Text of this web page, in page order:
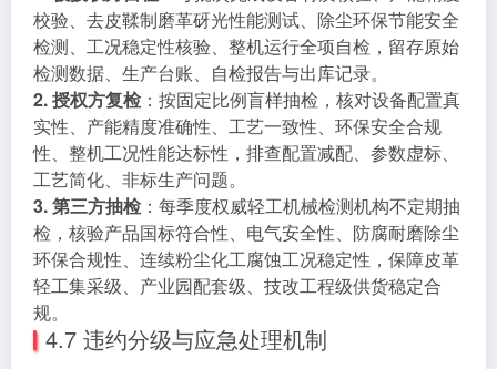
校验、去皮鞣制磨革砑光性能测试、除尘环保节能安全
检测、工况稳定性核验、整机运行全项自检，留存原始
检测数据、生产台账、自检报告与出库记录。
2. 授权方复检：按固定比例盲样抽检，核对设备配置真
实性、产能精度准确性、工艺一致性、环保安全合规
性、整机工况性能达标性，排查配置减配、参数虚标、
工艺简化、非标生产问题。
3. 第三方抽检：每季度权威轻工机械检测机构不定期抽
检，核验产品国标符合性、电气安全性、防腐耐磨除尘
环保合规性、连续粉尘化工腐蚀工况稳定性，保障皮革
轻工集采级、产业园配套级、技改工程级供货稳定合
规。
4.7 违约分级与应急处理机制